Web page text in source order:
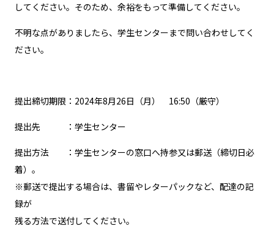
してください。そのため、余裕をもって準備してください。
不明な点がありましたら、学生センターまで問い合わせしてく
ださい。
提出締切期限：2024年8月26日（月） 16:50（厳守）
提出先 ：学生センター
提出方法 ：学生センターの窓口へ持参又は郵送（締切日必
着）。
※郵送で提出する場合は、書留やレターパックなど、配達の記
録が
残る方法で送付してください。